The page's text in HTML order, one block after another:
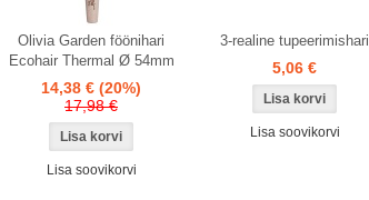
Olivia Garden föönihari
Ecohair Thermal Ø 54mm
14,38 € (20%)
17,98 €
Lisa soovikorvi
3-realine tupeerimishari
5,06 €
Lisa soovikorvi